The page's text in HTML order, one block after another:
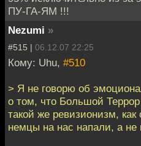
ПУ-ГА-ЯМ !!!
Nezumi »
#515 | 06.12.07 22:25
Кому: Uhu, #510
> Я не говорю об
о том, что Большой
такой же ревизионизм, как
немцы на нас напали, а не